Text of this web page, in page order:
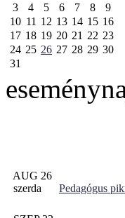
3
4 5 6 7 8
9
10 11 12 13 14 15 16
17 18 19 20 21 22 23
24 25 26 27 28 29 30
31
AUG 26
szerda
Pedagógus